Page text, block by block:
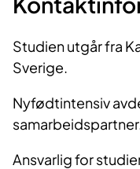
Studien utgår fra
Sverige.
Nyfødtintensiv
Ansvarlig for